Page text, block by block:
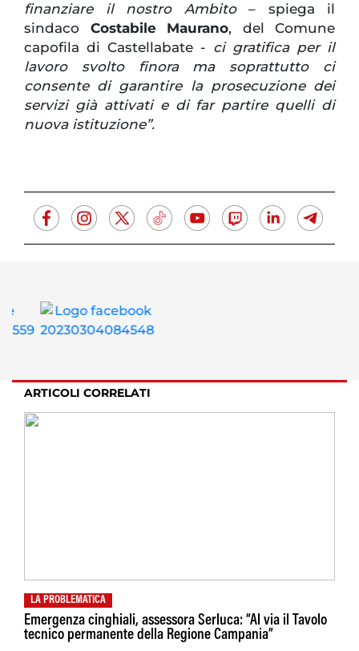
finanziare il nostro Ambito– spiega il
sindaco Costabile Maurano, del Comune
capofila di Castellabate - ci gratifica per il
lavoro svolto finora ma soprattutto ci
consente di garantire la prosecuzione dei
servizi già attivati e di far partire quelli di
nuova istituzione”.
ARTICOLI CORRELATI
LA PROBLEMATICA
Emergenza cinghiali, assessora Serluca: “Al via il Tavolo
tecnico permanente della Regione Campania”